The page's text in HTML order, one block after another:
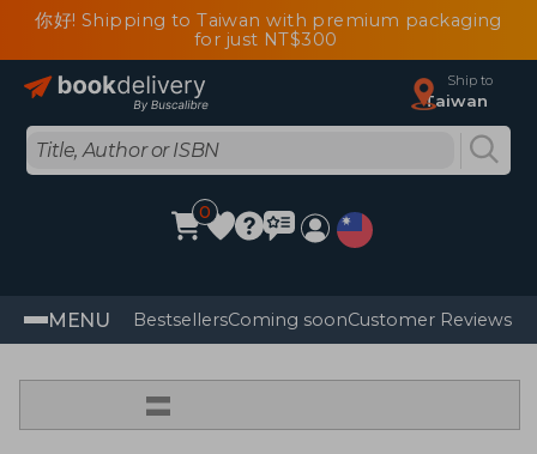
你好! Shipping to Taiwan with premium packaging
for just NT$300
Ship to
Taiwan
0
MENU BestsellersComing soonCustomer Reviews
=